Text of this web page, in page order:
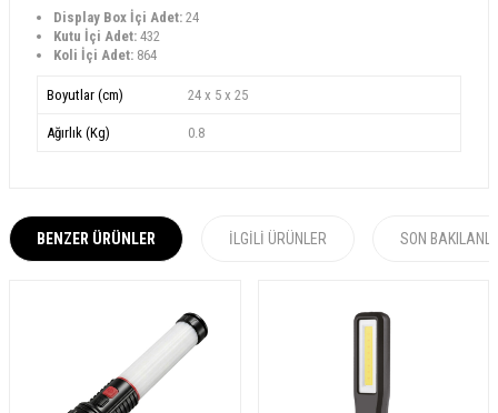
Display Box İçi Adet: 24
Kutu İçi Adet: 432
Koli İçi Adet: 864
Boyutlar (cm) 24 x 5 x 25
Ağırlık (Kg) 0.8
BENZER ÜRÜNLER İLGILI ÜRÜNLER SON